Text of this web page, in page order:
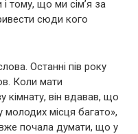
тому, що ми сім’я за
сюди кого
Останні пів року
Коли мати
він вдавав, що
місця багато»,
почала думати, що у